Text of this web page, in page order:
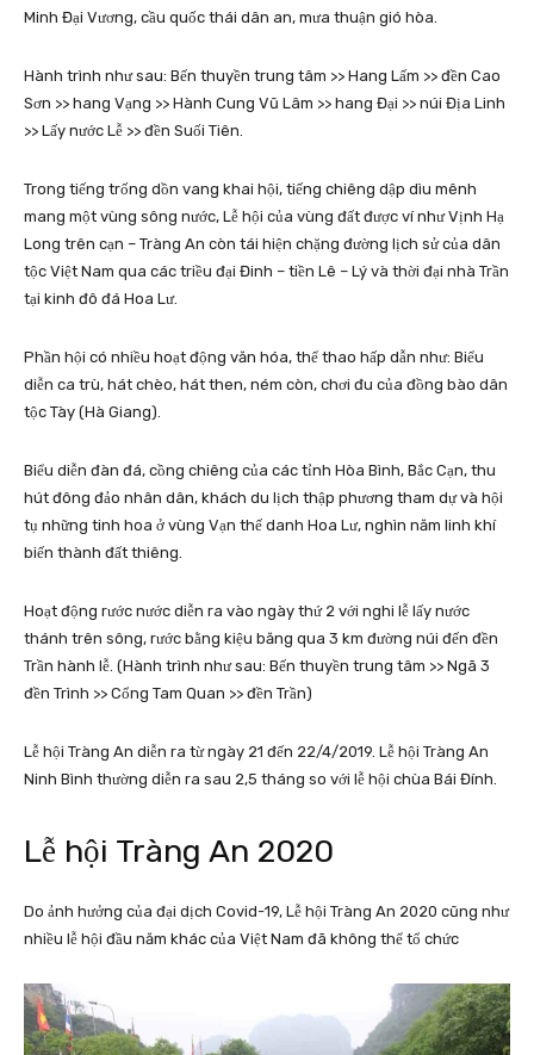
Minh Đại Vương, cầu quốc thái dân an, mưa thuận gió hòa.
Hành trình như sau: Bến thuyền trung tâm >> Hang Lấm >> đền Cao
Sơn >> hang Vạng >> Hành Cung Vũ Lâm >> hang Đại >> núi Địa Linh
>> Lấy nước Lễ >> đền Suối Tiên.
Trong tiếng trống dồn vang khai hội, tiếng chiêng dập dìu mênh
mang một vùng sông nước, Lễ hội của vùng đất được ví như Vịnh Hạ
Long trên cạn – Tràng An còn tái hiện chặng đường lịch sử của dân
tộc Việt Nam qua các triều đại Đinh – tiền Lê – Lý và thời đại nhà Trần
tại kinh đô đá Hoa Lư.
Phần hội có nhiều hoạt động văn hóa, thể thao hấp dẫn như: Biểu
diễn ca trù, hát chèo, hát then, ném còn, chơi đu của đồng bào dân
tộc Tày (Hà Giang).
Biểu diễn đàn đá, cồng chiêng của các tỉnh Hòa Bình, Bắc Cạn, thu
hút đông đảo nhân dân, khách du lịch thập phương tham dự và hội
tụ những tinh hoa ở vùng Vạn thế danh Hoa Lư, nghìn năm linh khí
biến thành đất thiêng.
Hoạt động rước nước diễn ra vào ngày thứ 2 với nghi lễ lấy nước
thánh trên sông, rước bằng kiệu băng qua 3 km đường núi đến đền
Trần hành lễ. (Hành trình như sau: Bến thuyền trung tâm >> Ngã 3
đền Trình >> Cổng Tam Quan >> đền Trần)
Lễ hội Tràng An diễn ra từ ngày 21 đến 22/4/2019. Lễ hội Tràng An
Ninh Bình thường diễn ra sau 2,5 tháng so với lễ hội chùa Bái Đính.
Lễ hội Tràng An 2020
Do ảnh hưởng của đại dịch Covid-19, Lễ hội Tràng An 2020 cũng như
nhiều lễ hội đầu năm khác của Việt Nam đã không thể tổ chức